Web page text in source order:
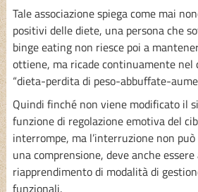
Tale associazione spiega come mai
positivi delle diete, una persona che
binge eating non riesce poi a
ottiene, ma ricade continuamente nel
“dieta-perdita di peso-abbuffate-
Quindi finché non viene modificato il
funzione di regolazione emotiva del
interrompe, ma l’interruzione non può
una comprensione, deve anche
riapprendimento di modalità di
funzionali.